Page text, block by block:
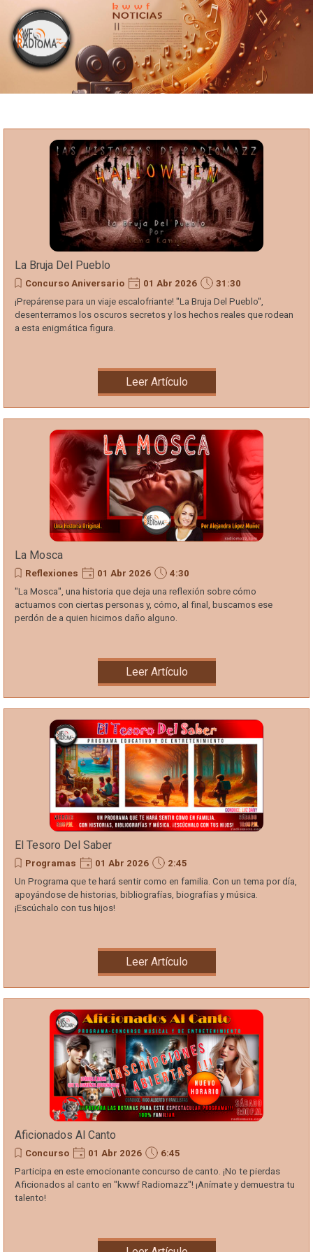
Noticias
La Bruja Del Pueblo
Concurso Aniversario 01 Abr 2026
31:30
¡Prepárense para un viaje escalofriante! "La Bruja Del Pueblo",
desenterramos los oscuros secretos y los hechos reales que rodean
a esta enigmática figura.
Leer Artículo
La Mosca
Reflexiones 01 Abr 2026
4:30
"La Mosca", una historia que deja una reflexión sobre cómo
actuamos con ciertas personas y, cómo, al final, buscamos ese
perdón de a quien hicimos daño alguno.
Leer Artículo
El Tesoro Del Saber
Programas 01 Abr 2026
2:45
Un Programa que te hará sentir como en familia. Con un tema por día,
apoyándose de historias, bibliografías, biografías y música.
¡Escúchalo con tus hijos!
Leer Artículo
Aficionados Al Canto
Concurso 01 Abr 2026
6:45
Participa en este emocionante concurso de canto. ¡No te pierdas
Aficionados al canto en "kwwf Radiomazz"! ¡Anímate y demuestra tu
talento!